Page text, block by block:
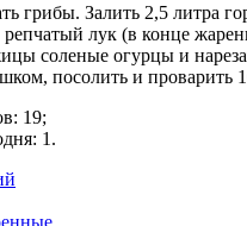
грибы. Залить 2,5 литра
лук (в конце
соленые огурцы и
посолить и
19;
1.